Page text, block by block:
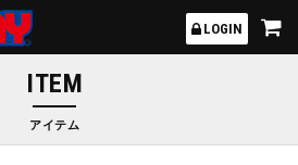
LOGIN
ITEM
アイテム